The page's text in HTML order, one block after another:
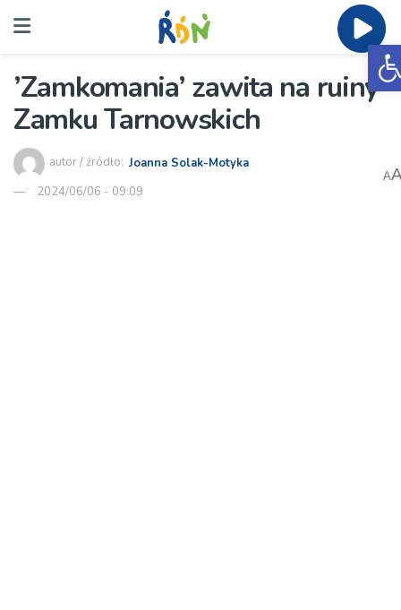
’Zamkomania’ zawita na ruiny
Zamku Tarnowskich
autor / źródło: Joanna Solak-Motyka
2024/06/06 - 09:09
A